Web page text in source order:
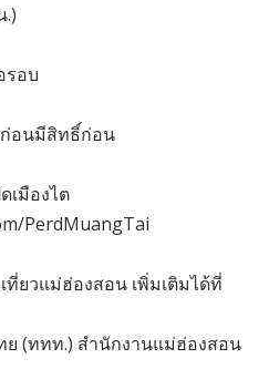
.)
รอบ
ก่อนมีสิทธิ์ก่อน
ดเมืองไต
PerdMuangTai
ยวแม่ฮ่องสอน เพิ่มเติมได้ที่
ย (ททท.) สำนักงานแม่ฮ่องสอน